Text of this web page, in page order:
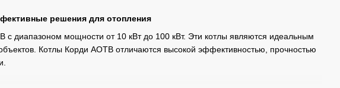
решения для отопления
диапазоном мощности от 10 кВт до 100 кВт. Эти котлы являются идеальным
Котлы Корди АОТВ отличаются высокой эффективностью, прочностью